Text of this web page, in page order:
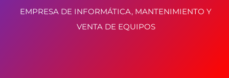
EMPRESA DE INFORMÁTICA, MANTENIMIENTO Y
VENTA DE EQUIPOS